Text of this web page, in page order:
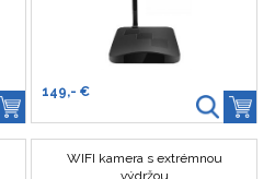
149,- €
WIFI kamera s extrémnou
výdržou